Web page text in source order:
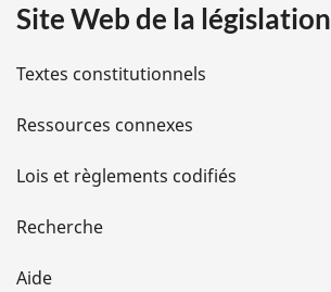
i
l
s
d
e
l
Site Web de la législation
Textes constitutionnels
Ressources connexes
Lois et règlements codifiés
Recherche
Aide